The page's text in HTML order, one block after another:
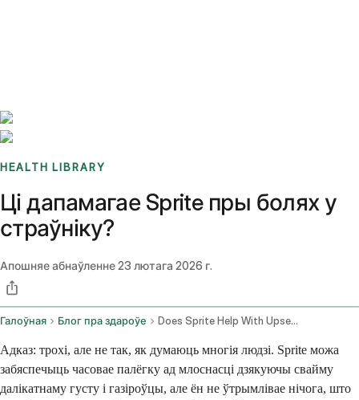
HEALTH LIBRARY
Ці дапамагае Sprite пры болях у
страўніку?
Апошняе абнаўленне23 лютага 2026 г.
Галоўная Блог пра здароўе Does Sprite Help With Upset Stomach
Адказ: трохі, але не так, як думаюць многія людзі. Sprite можа
забяспечыць часовае палёгку ад млоснасці дзякуючы свайму
далікатнаму густу і газіроўцы, але ён не ўтрымлівае нічога, што